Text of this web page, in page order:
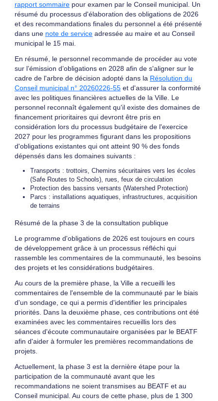
rapport sommaire pour examen par le Conseil municipal. Un
résumé du processus d'élaboration des obligations de 2026
et des recommandations finales du personnel a été présenté
dans une note de service adressée au maire et au Conseil
municipal le 15 mai.
En résumé, le personnel recommande de procéder au vote
sur l’émission d’obligations en 2028 afin de s'aligner sur le
cadre de l'arbre de décision adopté dans la Résolution du
Conseil municipal n° 20260226-55 et d'assurer la conformité
avec les politiques financières actuelles de la Ville. Le
personnel reconnaît également qu'il existe des domaines de
financement prioritaires qui devront être pris en
considération lors du processus budgétaire de l'exercice
2027 pour les programmes figurant dans les propositions
d'obligations existantes qui ont atteint 90 % des fonds
dépensés dans les domaines suivants :
Transports : trottoirs, Chemins sécuritaires vers les écoles
(Safe Routes to Schools), rues, feux de circulation
Protection des bassins versants (Watershed Protection)
Parcs : installations aquatiques, infrastructures, acquisition
de terrains
Résumé de la phase 3 de la consultation publique
Le programme d'obligations de 2026 est toujours en cours
de développement grâce à un processus réfléchi qui
rassemble les commentaires de la communauté, les besoins
des projets et les considérations budgétaires.
Au cours de la première phase, la Ville a recueilli les
commentaires de l'ensemble de la communauté par le biais
d'un sondage, ce qui a permis d'identifier les principales
priorités. Dans la deuxième phase, ces contributions ont été
examinées avec les commentaires recueillis lors des
séances d'écoute communautaire organisées par le BEATF
afin d'aider à formuler les premières recommandations de
projets.
Actuellement, la phase 3 est la dernière étape pour la
participation de la communauté avant que les
recommandations ne soient transmises au BEATF et au
Conseil municipal. Au cours de cette phase, plus de 1 300